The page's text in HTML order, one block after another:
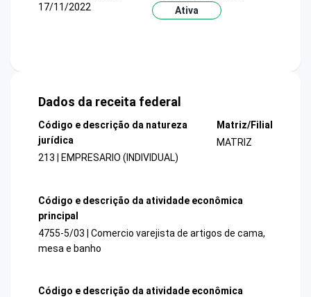
17/11/2022
Ativa
Dados da receita federal
Código e descrição da natureza
jurídica
213 | EMPRESARIO (INDIVIDUAL)
Matriz/Filial
MATRIZ
Código e descrição da atividade econômica
principal
4755-5/03 | Comercio varejista de artigos de cama,
mesa e banho
Código e descrição da atividade econômica